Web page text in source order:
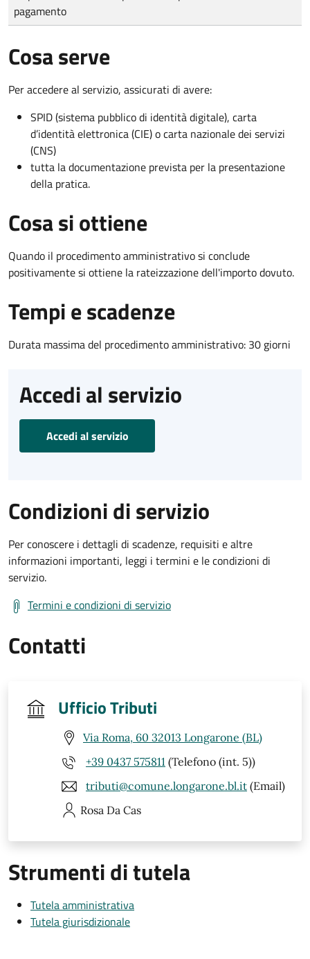
pagamento
Cosa serve
Per accedere al servizio, assicurati di avere:
SPID (sistema pubblico di identità digitale), carta
d’identità elettronica (CIE) o carta nazionale dei servizi
(CNS)
tutta la documentazione prevista per la presentazione
della pratica.
Cosa si ottiene
Quando il procedimento amministrativo si conclude
positivamente si ottiene la rateizzazione dell'importo dovuto.
Tempi e scadenze
Durata massima del procedimento amministrativo: 30 giorni
Accedi al servizio
Accedi al servizio
Condizioni di servizio
Per conoscere i dettagli di scadenze, requisiti e altre
informazioni importanti, leggi i termini e le condizioni di
servizio.
Termini e condizioni di servizio
Contatti
Ufficio Tributi
Via Roma, 60 32013 Longarone (BL)
+39 0437 575811 (Telefono (int. 5))
tributi@comune.longarone.bl.it (Email)
Rosa Da Cas
Strumenti di tutela
Tutela amministrativa
Tutela giurisdizionale